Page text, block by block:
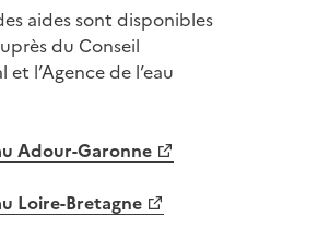
aides sont disponibles
du Conseil
l’Agence de l’eau
Adour-Garonne
Loire-Bretagne